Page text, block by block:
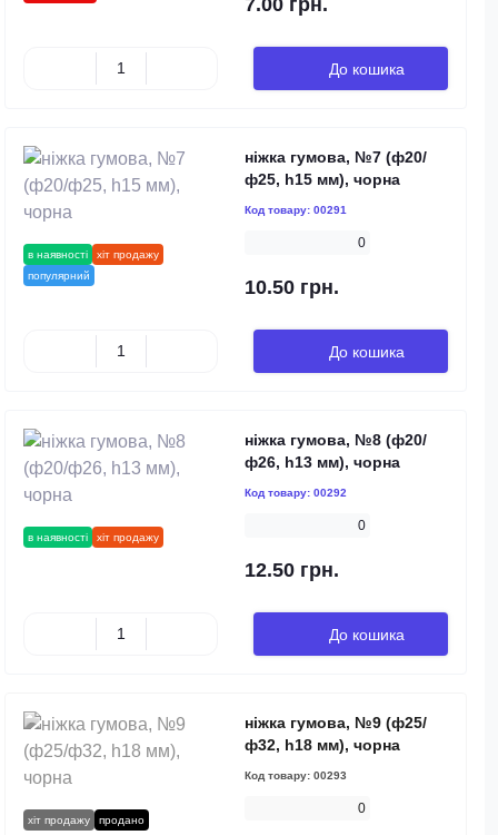
7.00 грн.
До кошика
в наявності
хіт продажу
популярний
ніжка гумова, №7 (ф20/
ф25, h15 мм), чорна
Код товару: 00291
0
10.50 грн.
До кошика
в наявності хіт продажу
ніжка гумова, №8 (ф20/
ф26, h13 мм), чорна
Код товару: 00292
0
12.50 грн.
До кошика
хіт продажу продано
ніжка гумова, №9 (ф25/
ф32, h18 мм), чорна
Код товару: 00293
0